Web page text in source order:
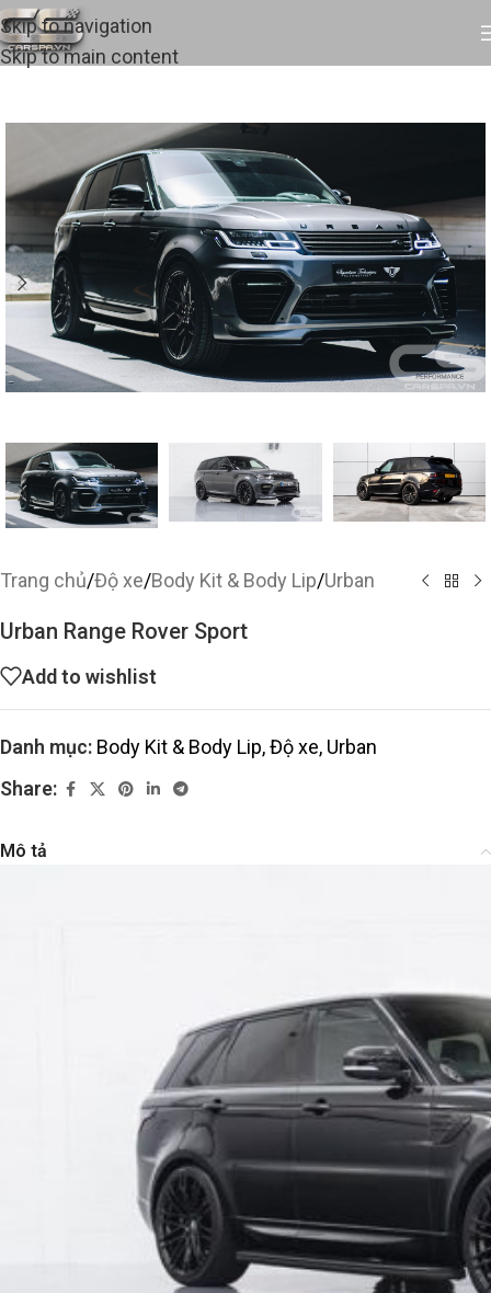
Skip to navigation
Skip to main content
Trang chủ/Độ xe/Body Kit & Body Lip/Urban
Urban Range Rover Sport
Add to wishlist
Danh mục: Body Kit & Body Lip,Độ xe, Urban
Share:
Mô tả